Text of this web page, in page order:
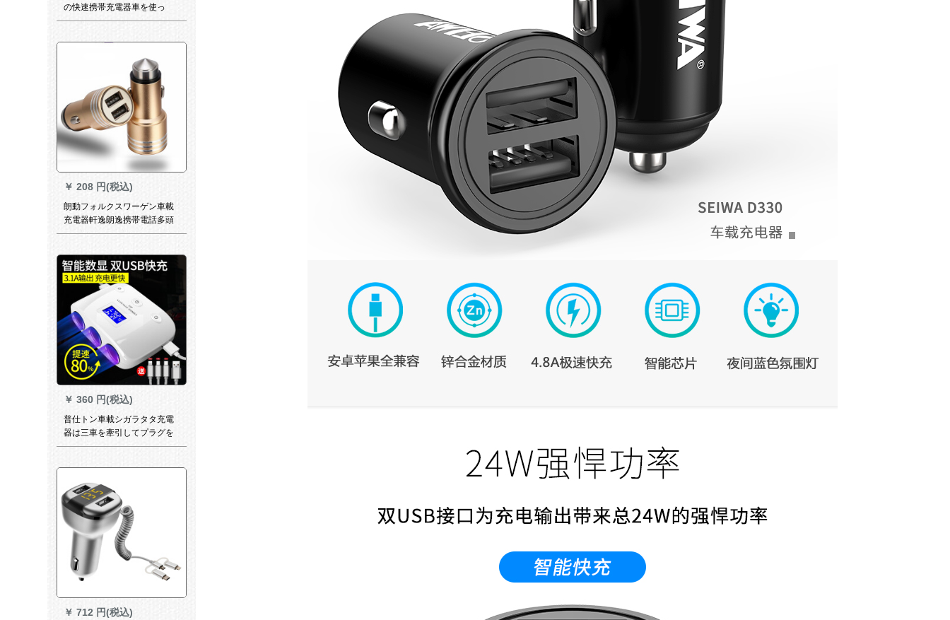
の快速携帯充電器車を使っ
て、二足のUSB車をトレーラ
をプレゼントする）
￥ 208 円(税込)
朗動フォルクスワーゲン車載
充電器軒逸朗逸携帯電話多頭
奇駿専用車コンセント点火器
￥ 360 円(税込)
普仕トン車載シガラタタ充電
器は三車を牽引してプラグを
充電します。車内を二バンド
白は三電圧と温度監視モデル
【3.1 A快速充電】
￥ 712 円(税込)